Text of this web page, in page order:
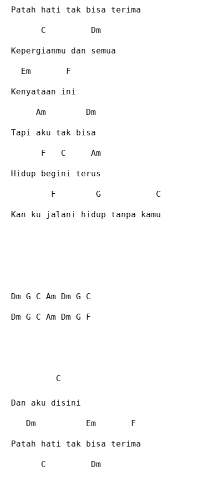
Patah hati tak bisa terima
C Dm
Kepergianmu dan semua
Em F
Kenyataan ini
Am Dm
Tapi aku tak bisa
F C Am
Hidup begini terus
F G C
Kan ku jalani hidup tanpa kamu
Dm G C Am Dm G C
Dm G C Am Dm G F
C
Dan aku disini
Dm Em F
Patah hati tak bisa terima
C Dm